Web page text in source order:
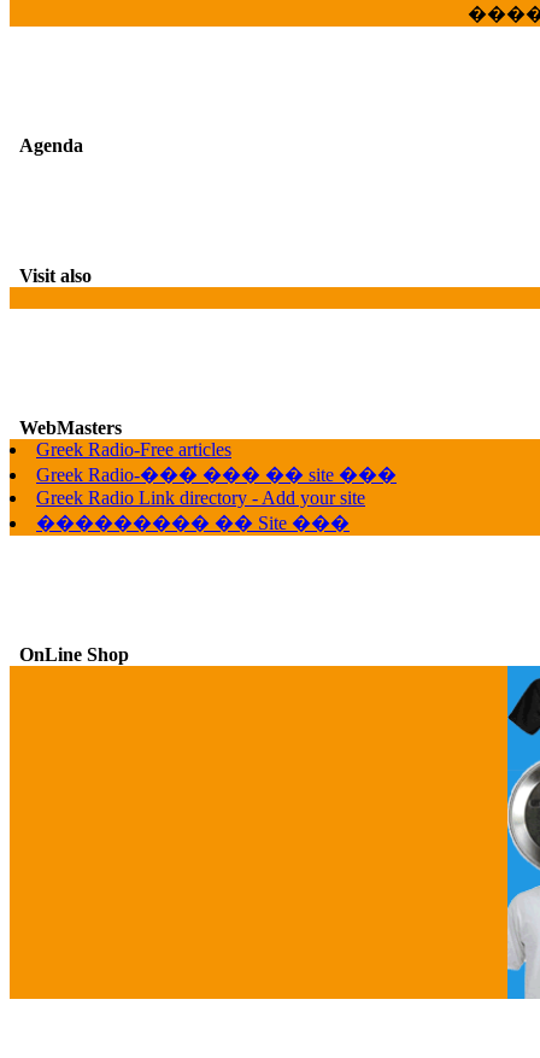
Agenda
Visit also
WebMasters
Greek Radio-Free articles
Greek Radio-��� ��� �� site ���
Greek Radio Link directory - Add your site
��������� �� Site ���
OnLine Shop